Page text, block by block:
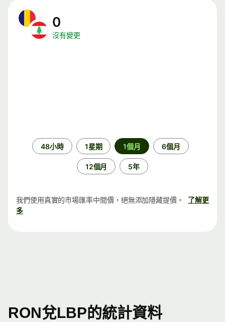
0
沒有變更
48小時 1星期 1個月 6個月
12個月 5年
我們使用真實的市場匯率中間價，絕無添加隱藏提價。
了解更
多
RON兌LBP的統計資料